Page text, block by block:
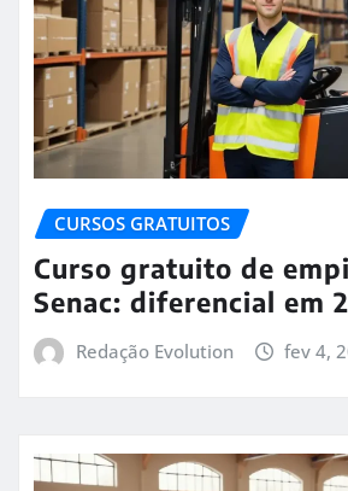
CURSOS GRATUITOS
Curso gratuito de
Senac: diferencial em
Redação Evolution fev 4,